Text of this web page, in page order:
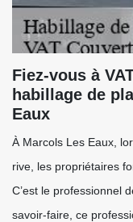
Fiez-vous à
habillage de
Eaux
À Marcols Les Eaux,
rive, les propriétaires
C’est le professionnel
savoir-faire, ce